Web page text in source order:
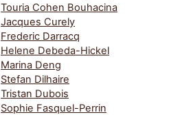
Touria Cohen Bouhacina
Jacques Curely
Frederic Darracq
Helene Debeda-Hickel
Marina Deng
Stefan Dilhaire
Tristan Dubois
Sophie Fasquel-Perrin